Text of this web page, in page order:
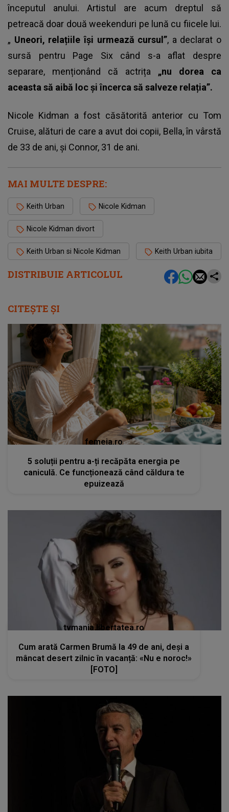
DISTRIBUIE ARTICOLUL
începutul anului. Artistul are acum dreptul să
petreacă doar două weekenduri pe lună cu fiicele lui.
„ Uneori, relațiile își urmează cursul”, a declarat o
sursă pentru Page Six când s-a aflat despre
separare, menționând că actrița „nu dorea ca
aceasta să aibă loc și încerca să salveze relația”.
Nicole Kidman a fost căsătorită anterior cu Tom
Cruise, alături de care a avut doi copii, Bella, în vârstă
de 33 de ani, și Connor, 31 de ani.
MAI MULTE DESPRE:
Keith Urban Nicole Kidman
Nicole Kidman divort
Keith Urban si Nicole Kidman Keith Urban iubita
CITEȘTE ȘI
femeia.ro
5 soluții pentru a-ți recăpăta energia pe
caniculă. Ce funcționează când căldura te
epuizează
tvmania.libertatea.ro
Cum arată Carmen Brumă la 49 de ani, deși a
mâncat desert zilnic în vacanță: «Nu e noroc!»
[FOTO]